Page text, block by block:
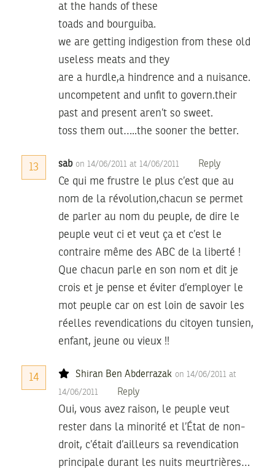
at the hands of these
toads and bourguiba.
we are getting indigestion from these old
useless meats and they
are a hurdle,a hindrence and a nuisance.
uncompetent and unfit to govern.their
past and present aren’t so sweet.
toss them out…..the sooner the better.
13 sab on 14/06/2011 at 14/06/2011 Reply
Ce qui me frustre le plus c’est que au
nom de la révolution,chacun se permet
de parler au nom du peuple, de dire le
peuple veut ci et veut ça et c’est le
contraire même des ABC de la liberté !
Que chacun parle en son nom et dit je
crois et je pense et éviter d’employer le
mot peuple car on est loin de savoir les
réelles revendications du citoyen tunsien,
enfant, jeune ou vieux !!
14 Shiran Ben Abderrazak on 14/06/2011 at
14/06/2011 Reply
Oui, vous avez raison, le peuple veut
rester dans la minorité et l’État de non-
droit, c’était d’ailleurs sa revendication
principale durant les nuits meurtrières…